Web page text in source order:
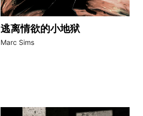
逃离情欲的小地狱
Marc Sims